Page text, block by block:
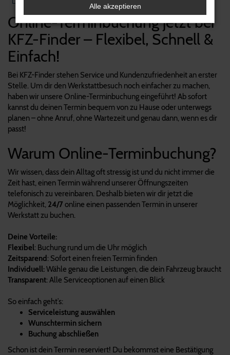
Online-Terminbuchung jetzt bei
KFZ-Finder – Flexibel, Schnell &
Einfach!
Bei KFZ-Finder stehen Service und Kundenzufriedenheit an erster
Stelle. Um dir den Werkstattbesuch noch einfacher zu machen,
haben wir unsere Online-Terminbuchung eingeführt! Ab sofort
kannst du deinen Termin bequem von zu Hause oder unterwegs
planen – ohne Anruf, ohne Wartezeit und genau dann, wenn es dir
passt!
Warum Online-Terminbuchung?
Wir wissen, dass dein Alltag oft stressig ist und du nicht immer die
Zeit hast, einen Termin während unserer Öffnungszeiten
telefonisch zu vereinbaren. Deshalb bieten wir dir jetzt die
Möglichkeit, 24/7 online einen passenden Termin in unserer
Werkstatt zu buchen.
Deine Vorteile:
Flexibel: Buchung rund um die Uhr möglich
Zeitsparend : Sofort einen freien Termin finden
Individuell:Wähle genau die Leistungen, die dein Fahrzeug braucht
Transparent: Alle Serviceoptionen auf einen Blick
So einfach geht’s:
Serviceleistung auswählen
Wunschtermin sichern
Buchung abschließen
Schon ist dein Termin reserviert! Du bekommst eine Bestätigung
Alle akzeptieren